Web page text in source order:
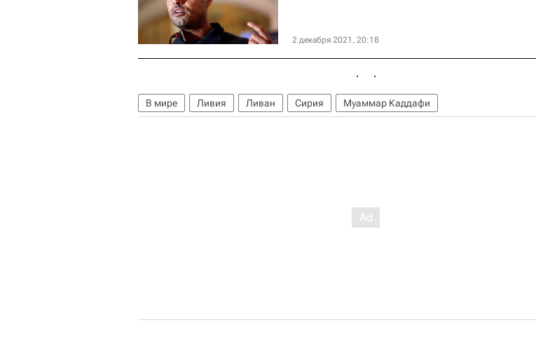
2 декабря 2021, 20:18
В мире Ливия Ливан Сирия Муаммар Каддафи